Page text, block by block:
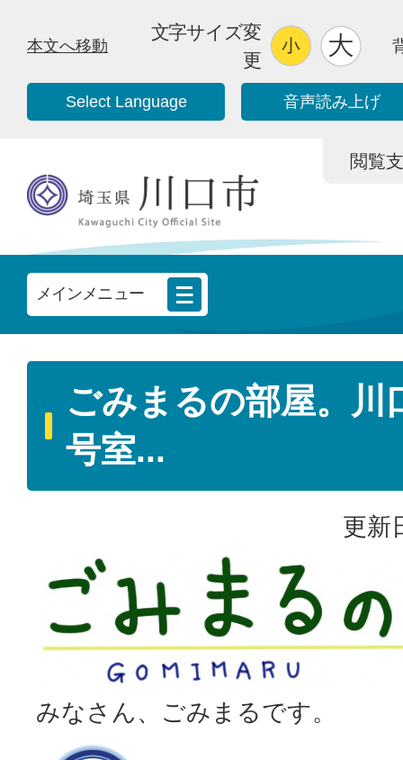
本文へ移動
文字サイズ変
更
Select Language 音声読み上げ
閲覧
メインメニュー
ごみまるの部屋。川
号室...
更新
みなさん、ごみまるです。